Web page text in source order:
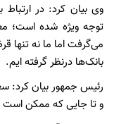
توجه ویژه شده است؛
بانک‌ها درنظر گرفته ایم.
رئیس جمهور بیان کرد:
و تا جایی که ممکن است